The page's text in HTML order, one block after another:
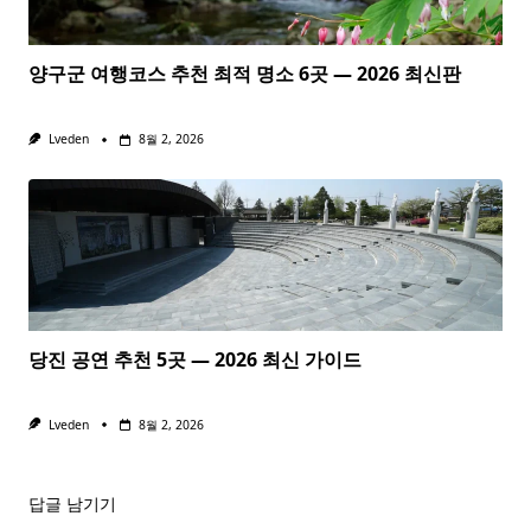
양구군 여행코스 추천 최적 명소 6곳 — 2026 최신판
Lveden 8월 2, 2026
당진 공연 추천 5곳 — 2026 최신 가이드
Lveden 8월 2, 2026
답글 남기기